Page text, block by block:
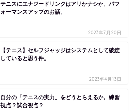
テニスにエナジードリンクはアリかナシか。パフ
ォーマンスアップのお話。
2023年7月20日
【テニス】セルフジャッジはシステムとして破綻
していると思う件。
2023年4月13日
自分の「テニスの実力」をどうとらえるか。練習
視点？試合視点？